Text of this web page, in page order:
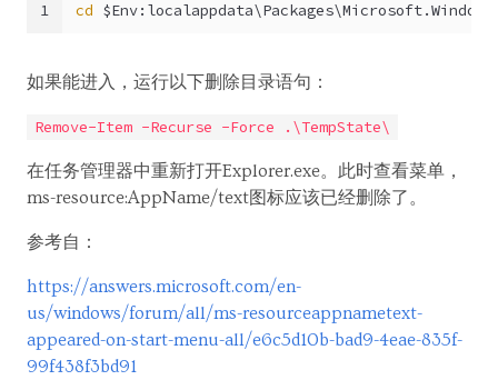
1 cd
如果能进入，运行以下删除目录语句：
Remove-Item -Recurse -Force .\TempState\
在任务管理器中重新打开Explorer.exe。此时查看菜单，
ms-resource:AppName/text图标应该已经删除了。
参考自：
https://answers.microsoft.com/en-
us/windows/forum/all/ms-resourceappnametext-
appeared-on-start-menu-all/e6c5d10b-bad9-4eae-835f-
99f438f3bd91